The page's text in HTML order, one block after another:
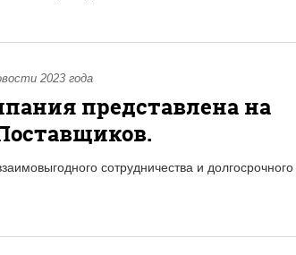
2023 года
представлена на
сотрудничества и долгосрочного